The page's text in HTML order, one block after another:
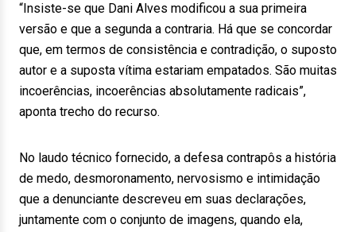
“Insiste-se que Dani Alves modificou a sua primeira
versão e que a segunda a contraria. Há que se concordar
que, em termos de consistência e contradição, o suposto
autor e a suposta vítima estariam empatados. São muitas
incoerências, incoerências absolutamente radicais”,
aponta trecho do recurso.
No laudo técnico fornecido, a defesa contrapôs a história
de medo, desmoronamento, nervosismo e intimidação
que a denunciante descreveu em suas declarações,
juntamente com o conjunto de imagens, quando ela,